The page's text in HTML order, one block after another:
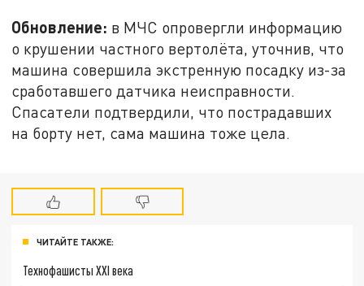
Обновление: в МЧС опровергли информацию
о крушении частного вертолёта, уточнив, что
машина совершила экстренную посадку из-за
сработавшего датчика неисправности.
Спасатели подтвердили, что пострадавших
на борту нет, сама машина тоже цела.
ЧИТАЙТЕ ТАКЖЕ:
Технофашисты XXI века